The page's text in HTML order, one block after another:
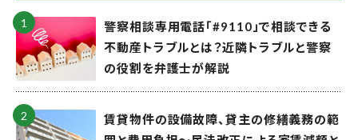
警察相談専用電話「#9110」で相談できる
不動産トラブルとは？近隣トラブルと警察
の役割を弁護士が解説
賃貸物件の設備故障、貸主の修繕義務の範